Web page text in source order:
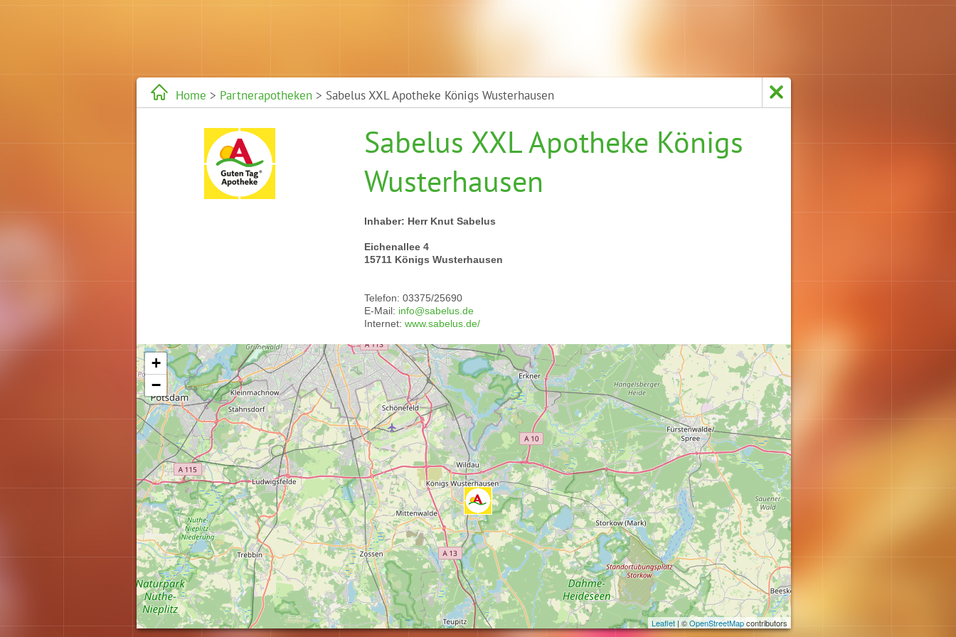
Home > Partnerapotheken > Sabelus XXL Apotheke Königs Wusterhausen
Sabelus XXL Apotheke Königs
Wusterhausen
Inhaber: Herr Knut Sabelus
Eichenallee 4
15711 Königs Wusterhausen
Telefon: 03375/25690
E-Mail: info@sabelus.de
Internet: www.sabelus.de/
Karte wird geladen...
+
−
Leaflet | ©OpenStreetMapcontributors